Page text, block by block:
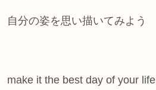
自分の姿を思い描いてみよう
make it the best day of your life